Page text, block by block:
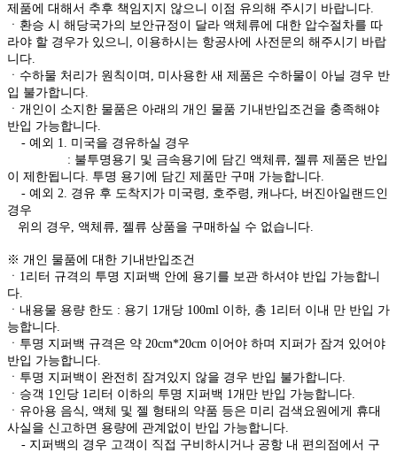
제품에 대해서 추후 책임지지 않으니 이점 유의해 주시기 바랍니다.
ㆍ환승 시 해당국가의 보안규정이 달라 액체류에 대한 압수절차를 따
라야 할 경우가 있으니, 이용하시는 항공사에 사전문의 해주시기 바랍
니다.
ㆍ수하물 처리가 원칙이며, 미사용한 새 제품은 수하물이 아닐 경우 반
입 불가합니다.
ㆍ개인이 소지한 물품은 아래의 개인 물품 기내반입조건을 충족해야
반입 가능합니다.
- 예외 1. 미국을 경유하실 경우
: 불투명용기 및 금속용기에 담긴 액체류, 젤류 제품은 반입
이 제한됩니다. 투명 용기에 담긴 제품만 구매 가능합니다.
- 예외 2. 경유 후 도착지가 미국령, 호주령, 캐나다, 버진아일랜드인
경우
위의 경우, 액체류, 젤류 상품을 구매하실 수 없습니다.
※ 개인 물품에 대한 기내반입조건
ㆍ1리터 규격의 투명 지퍼백 안에 용기를 보관 하셔야 반입 가능합니
다.
ㆍ내용물 용량 한도 : 용기 1개당 100ml 이하, 총 1리터 이내 만 반입 가
능합니다.
ㆍ투명 지퍼백 규격은 약 20cm*20cm 이어야 하며 지퍼가 잠겨 있어야
반입 가능합니다.
ㆍ투명 지퍼백이 완전히 잠겨있지 않을 경우 반입 불가합니다.
ㆍ승객 1인당 1리터 이하의 투명 지퍼백 1개만 반입 가능합니다.
ㆍ유아용 음식, 액체 및 젤 형태의 약품 등은 미리 검색요원에게 휴대
사실을 신고하면 용량에 관계없이 반입 가능합니다.
- 지퍼백의 경우 고객이 직접 구비하시거나 공항 내 편의점에서 구